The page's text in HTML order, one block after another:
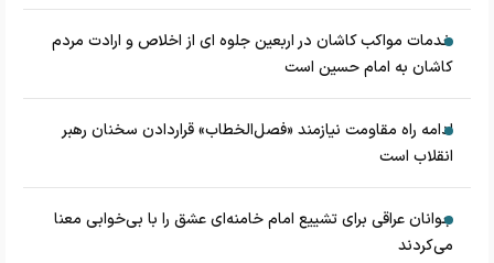
خدمات مواکب کاشان در اربعین جلوه ای از اخلاص و ارادت مردم
کاشان به امام حسین است
ادامه راه مقاومت نیازمند «فصل‌الخطاب» قراردادن سخنان رهبر
انقلاب است
جوانان عراقی برای تشییع امام خامنه‌ای عشق را با بی‌خوابی معنا
می‌کردند